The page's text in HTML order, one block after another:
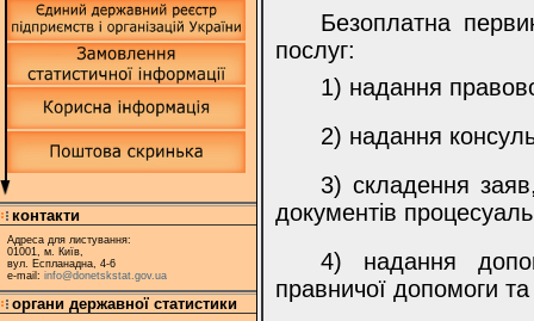
контакти
Адреса для листування:
01001, м. Київ,
вул. Еспланадна, 4-6
e-mail: info@donetskstat.gov.ua
органи державної статистики
Безоплатна
послуг:
1) надання
2) надання
3) складення
документів
4) надання
правничої допомоги та